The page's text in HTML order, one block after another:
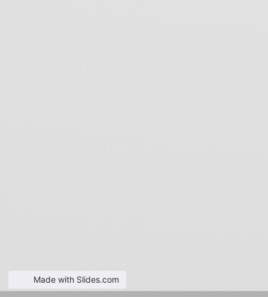
Made with Slides.com